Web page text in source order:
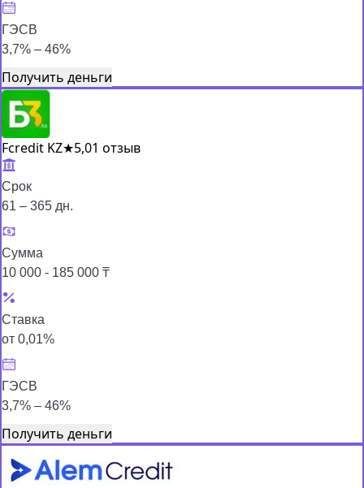
ГЭСВ
3,7% – 46%
Получить деньги
Fcredit KZ★5,01 отзыв
Срок
61 – 365 дн.
Сумма
10 000 - 185 000 ₸
Ставка
от 0,01%
ГЭСВ
3,7% – 46%
Получить деньги